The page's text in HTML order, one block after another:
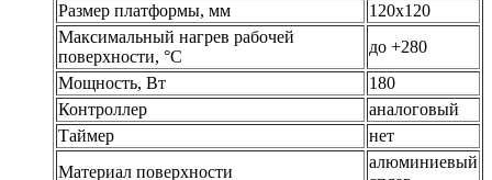
Размер платформы, мм
120х120
Максимальный нагрев рабочей
поверхности, °С
до +280
Мощность, Вт
180
Контроллер
аналоговый
Таймер
нет
Материал поверхности
алюминиевый